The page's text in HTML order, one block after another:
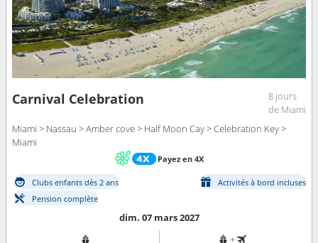
Carnival Celebration
8 jours
de Miami
Miami > Nassau > Amber cove > Half Moon Cay > Celebration Key >
Miami
Payez en 4X
Clubs enfants dès 2 ans
Activités à bord incluses
Pension complète
dim. 07 mars 2027
+